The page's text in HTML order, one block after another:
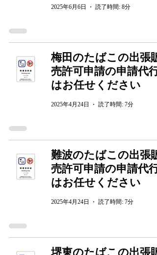
2025年6月6日 読了時間: 8分
梅田のたばこの出張販
売許可申請の申請代行
はお任せください
2025年4月24日 読了時間: 7分
難波のたばこの出張販
売許可申請の申請代行
はお任せください
2025年4月24日 読了時間: 7分
堺東のたばこの出張販